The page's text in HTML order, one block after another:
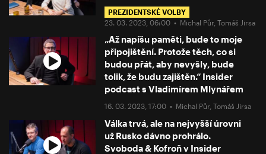
PREZIDENTSKÉ VOLBY
23. 03. 2023, 06:00 • Michal Půr ,Tomáš Jirsa
„Až napíšu paměti, bude to moje
připojištění. Protože těch, co si
budou přát, aby nevyšly, bude
tolik, že budu zajištěn.“ Insider
podcast s Vladimírem Mlynářem
16. 03. 2023, 17:00 • Michal Půr ,Tomáš Jirsa
Válka trvá, ale na nejvyšší úrovni
už Rusko dávno prohrálo.
Svoboda & Kofroň v Insider